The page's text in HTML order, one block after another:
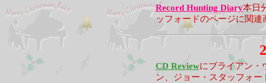
Record Hunting Diary本日
ッフォードのページに関
CD Reviewにブライアン・
ン、ジョー・スタッフォ